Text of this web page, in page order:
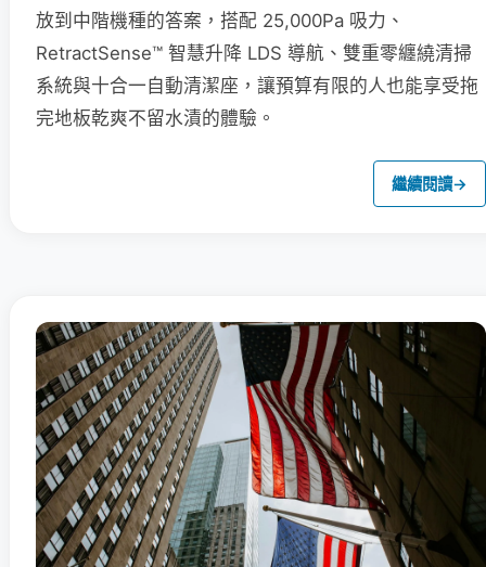
放到中階機種的答案，搭配 25,000Pa 吸力、
RetractSense™ 智慧升降 LDS 導航、雙重零纏繞清掃
系統與十合一自動清潔座，讓預算有限的人也能享受拖
完地板乾爽不留水漬的體驗。
繼續閱讀→